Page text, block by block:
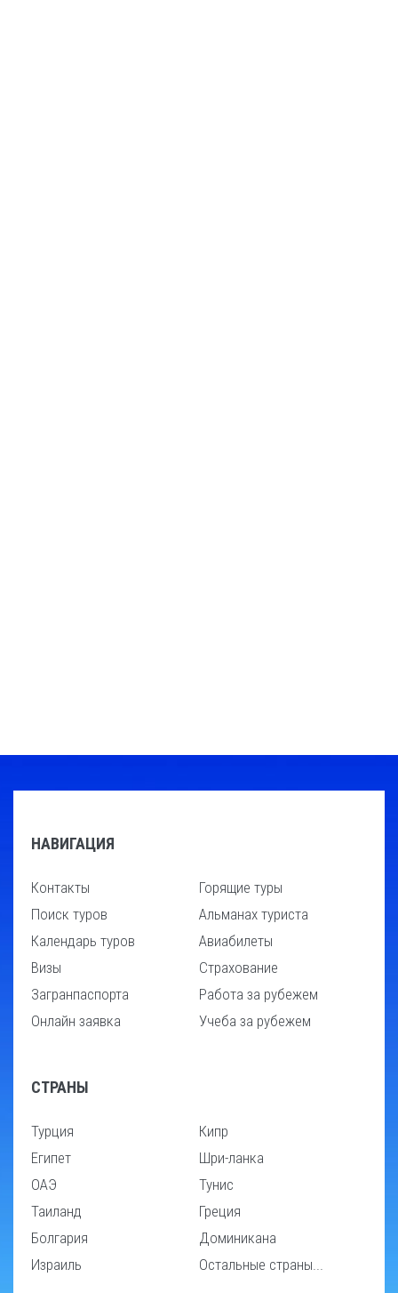
НАВИГАЦИЯ
Контакты
Поиск туров
Календарь туров
Визы
Загранпаспорта
Онлайн заявка
Горящие туры
Альманах туриста
Авиабилеты
Страхование
Работа за рубежем
Учеба за рубежем
СТРАНЫ
Турция
Египет
ОАЭ
Таиланд
Болгария
Израиль
Кипр
Шри-ланка
Тунис
Греция
Доминикана
Остальные страны...